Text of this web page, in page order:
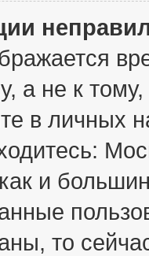
а не к
в личных
и
то